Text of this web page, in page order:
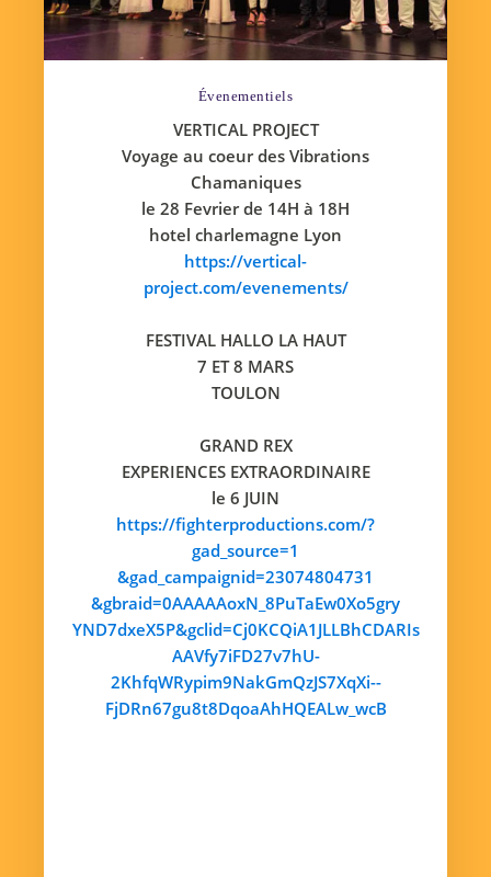
Évenementiels
VERTICAL PROJECT
Voyage au coeur des Vibrations
Chamaniques
le 28 Fevrier de 14H à 18H
hotel charlemagne Lyon
https://vertical-
project.com/evenements/
FESTIVAL HALLO LA HAUT
7 ET 8 MARS
TOULON
GRAND REX
EXPERIENCES EXTRAORDINAIRE
le 6 JUIN
https://fighterproductions.com/?
gad_source=1
&gad_campaignid=23074804731
&gbraid=0AAAAAoxN_8PuTaEw0Xo5gry
YND7dxeX5P&gclid=Cj0KCQiA1JLLBhCDARIs
AAVfy7iFD27v7hU-
2KhfqWRypim9NakGmQzJS7XqXi--
FjDRn67gu8t8DqoaAhHQEALw_wcB